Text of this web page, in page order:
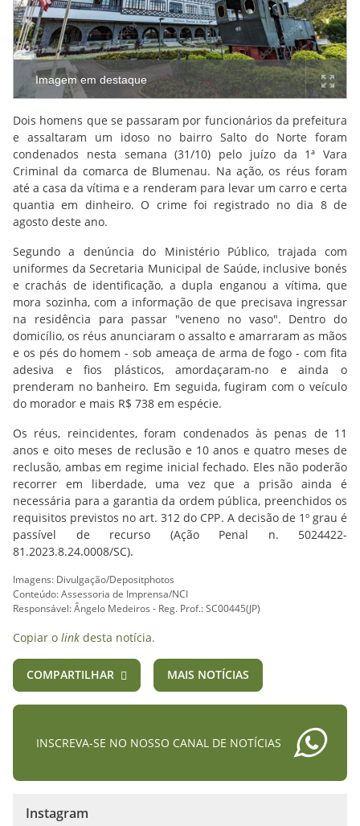
Imagem em destaque
Dois homens que se passaram por funcionários da prefeitura
e assaltaram um idoso no bairro Salto do Norte foram
condenados nesta semana (31/10) pelo juízo da 1ª Vara
Criminal da comarca de Blumenau. Na ação, os réus foram
até a casa da vítima e a renderam para levar um carro e certa
quantia em dinheiro. O crime foi registrado no dia 8 de
agosto deste ano.
Segundo a denúncia do Ministério Público, trajada com
uniformes da Secretaria Municipal de Saúde, inclusive bonés
e crachás de identificação, a dupla enganou a vítima, que
mora sozinha, com a informação de que precisava ingressar
na residência para passar "veneno no vaso". Dentro do
domicílio, os réus anunciaram o assalto e amarraram as mãos
e os pés do homem - sob ameaça de arma de fogo - com fita
adesiva e fios plásticos, amordaçaram-no e ainda o
prenderam no banheiro. Em seguida, fugiram com o veículo
do morador e mais R$ 738 em espécie.
Os réus, reincidentes, foram condenados às penas de 11
anos e oito meses de reclusão e 10 anos e quatro meses de
reclusão, ambas em regime inicial fechado. Eles não poderão
recorrer em liberdade, uma vez que a prisão ainda é
necessária para a garantia da ordem pública, preenchidos os
requisitos previstos no art. 312 do CPP. A decisão de 1º grau é
passível de recurso (Ação Penal n. 5024422-
81.2023.8.24.0008/SC).
Imagens: Divulgação/Depositphotos
Conteúdo: Assessoria de Imprensa/NCI
Responsável: Ângelo Medeiros - Reg. Prof.: SC00445(JP)
Copiar o link desta notícia.
COMPARTILHAR MAIS NOTÍCIAS
INSCREVA-SE NO NOSSO CANAL DE NOTÍCIAS
Instagram